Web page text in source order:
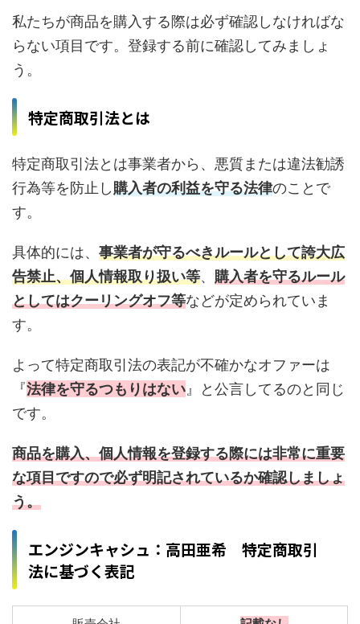
私たちが商品を購入する際は必ず確認しなければな
らない項目です。登録する前に確認してみましょ
う。
特定商取引法とは
特定商取引法とは事業者から、悪質または違法勧誘
行為等を防止し購入者の利益を守る法律のことで
す。
具体的には、 事業者が守るべきルールとして誇大広
告禁止、個人情報取り扱い等、 購入者を守るルール
としてはクーリングオフ等などが定められていま
す。
よって特定商取引法の表記が不確かなオファーは
『法律を守るつもりはない』と公言してるのと同じ
です。
商品を購入、個人情報を登録する際には非常に重要
な項目ですので必ず明記されているか確認しましょ
う。
エンジンキャシュ：高田亜希 特定商取引
法に基づく表記